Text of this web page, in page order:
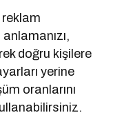
doğru kişilere
yerine
oranlarını